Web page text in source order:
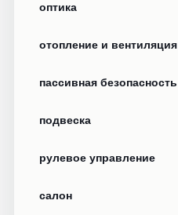
оптика
отопление и вентиляция
пассивная безопасность
подвеска
рулевое управление
салон